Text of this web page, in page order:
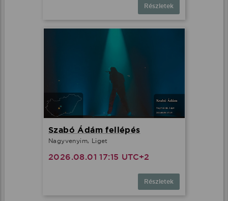
Részletek
Szabó Ádám fellépés
Nagyvenyim, Liget
2026.08.01 17:15 UTC+2
Részletek